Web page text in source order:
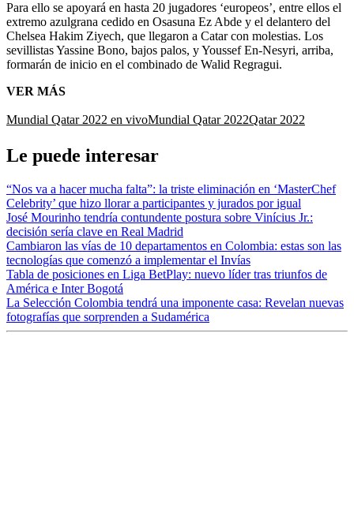
Para ello se apoyará en hasta 20 jugadores ‘europeos’, entre ellos el
extremo azulgrana cedido en Osasuna Ez Abde y el delantero del
Chelsea Hakim Ziyech, que llegaron a Catar con molestias. Los
sevillistas Yassine Bono, bajos palos, y Youssef En-Nesyri, arriba,
formarán de inicio en el combinado de Walid Regragui.
VER MÁS
Mundial Qatar 2022 en vivoMundial Qatar 2022Qatar 2022
Le puede interesar
“Nos va a hacer mucha falta”: la triste eliminación en ‘MasterChef
Celebrity’ que hizo llorar a participantes y jurados por igual
José Mourinho tendría contundente postura sobre Vinícius Jr.:
decisión sería clave en Real Madrid
Cambiaron las vías de 10 departamentos en Colombia: estas son las
tecnologías que comenzó a implementar el Invías
Tabla de posiciones en Liga BetPlay: nuevo líder tras triunfos de
América e Inter Bogotá
La Selección Colombia tendrá una imponente casa: Revelan nuevas
fotografías que sorprenden a Sudamérica